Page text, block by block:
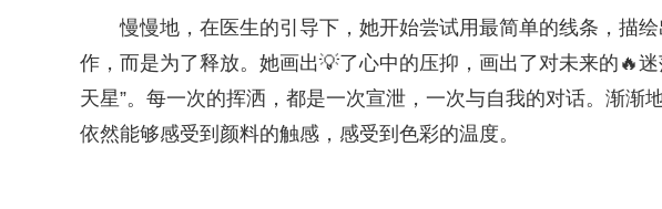
慢慢地，在医生的引导下，她开始尝试用最简单的线条，描
作，而是为了释放。她画出💡了心中的压抑，画出了对未来的🔥
天星”。每一次的挥洒，都是一次宣泄，一次与自我的对话。渐渐
依然能够感受到颜料的触感，感受到色彩的温度。